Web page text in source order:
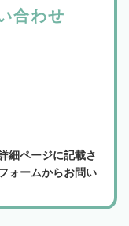
合わせ
細ページに記載さ
ォームからお問い